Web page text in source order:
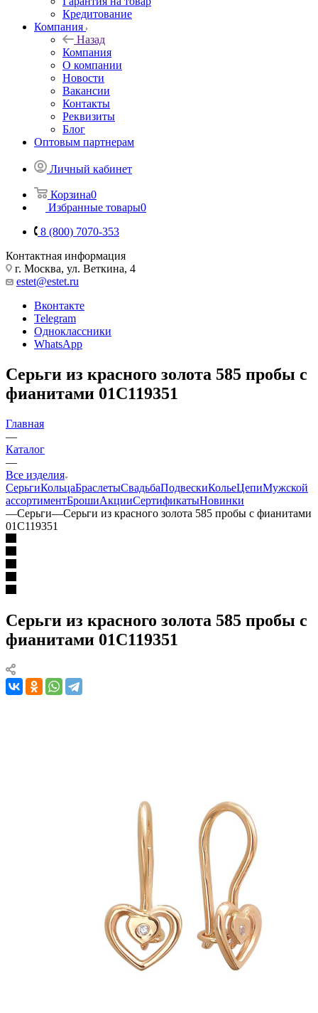
Кредитование
Компания
Назад
Компания
О компании
Новости
Вакансии
Контакты
Реквизиты
Блог
Оптовым партнерам
Личный кабинет
Корзина0
Избранные товары0
8 (800) 7070-353
Контактная информация
г. Москва, ул. Веткина, 4
estet@estet.ru
Вконтакте
Telegram
Одноклассники
WhatsApp
Серьги из красного золота 585 пробы с
фианитами 01С119351
Главная
—
Каталог
—
Все изделия
СерьгиКольцаБраслетыСвадьбаПодвескиКольеЦепиМужской
ассортиментБрошиАкцииСертификатыНовинки
—Серьги—Серьги из красного золота 585 пробы с фианитами
01С119351
Серьги из красного золота 585 пробы с
фианитами 01С119351